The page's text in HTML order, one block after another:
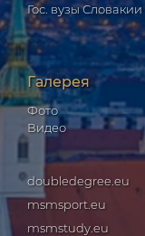
Гос. вузы Словакии
Галерея
Фото
Видео
doubledegree.eu
msmsport.eu
msmstudy.eu